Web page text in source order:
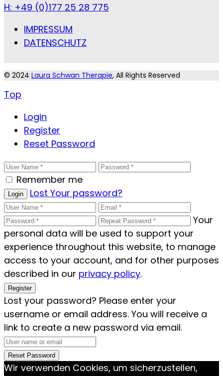
H: +49 (0)177 25 28 775
IMPRESSUM
DATENSCHUTZ
© 2024 Laura Schwan Therapie, All Rights Reserved
Top
Login
Register
Reset Password
Remember me
Login Lost Your password?
Your
personal data will be used to support your
experience throughout this website, to manage
access to your account, and for other purposes
described in our privacy policy.
Register
Lost your password? Please enter your
username or email address. You will receive a
link to create a new password via email.
Reset Password
Wir verwenden Cookies, um sicherzustellen,